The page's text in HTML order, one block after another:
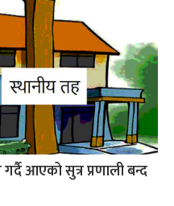
आएको सुत्र प्रणाली बन्द